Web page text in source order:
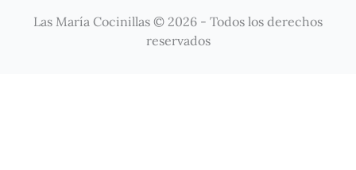
Las María Cocinillas © 2026 - Todos los derechos
reservados